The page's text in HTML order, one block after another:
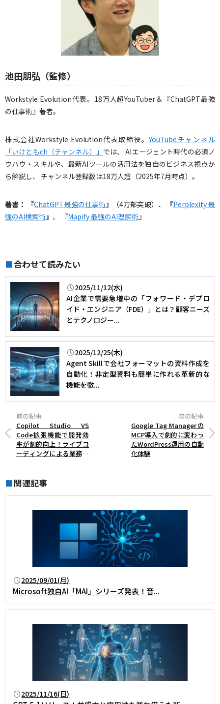
池田朋弘（監修）
Workstyle Evolution代表。18万人超YouTuber＆『ChatGPT最強
の仕事術』著者。
株式会社Workstyle Evolution代表取締役。YouTubeチャンネル
「いけともch（チャンネル）」 では、 AIエージェント時代の必須ノ
ウハウ・スキルや、最新AIツールの活用法を独自のビジネス視点か
ら解説し、 チャンネル登録数は18万人超（2025年7月時点）。
著書： 『ChatGPT最強の仕事術』（4万部突破）、 『Perplexity 最
強のAI検索術』、 『Mapify 最強のAI理解術』
■合わせて読みたい
2025/11/12(水)
AI企業で需要急増中の「フォワード・デプロ
イド・エンジニア（FDE）」とは？顧客ニーズ
とテクノロジー...
2025/12/25(木)
Agent Skillで会社フォーマットの資料作成を
自動化！非定型資料も簡単に作れる革新的な
機能を徹...
前の記事
Copilot Studio VS
Code拡張機能で開発効
率が劇的向上！ライブコ
ーディングによる業務自
次の記事
Google Tag Managerの
MCP導入で劇的に変わっ
たWordPress運用の自動
化体験
■関連記事
2025/09/01(月)
Microsoft独自AI「MAI」シリーズ発表！音...
2025/11/16(日)